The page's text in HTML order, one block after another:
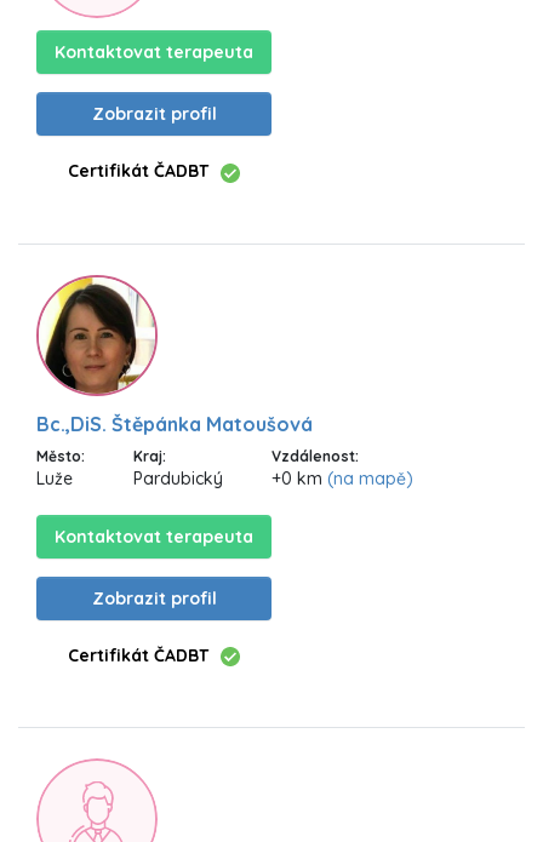
Kontaktovat terapeuta
Zobrazit profil
Certifikát ČADBT
Bc.,DiS. Štěpánka Matoušová
Město:
Luže
Kraj:
Pardubický
Vzdálenost:
+0 km (na mapě)
Kontaktovat terapeuta
Zobrazit profil
Certifikát ČADBT